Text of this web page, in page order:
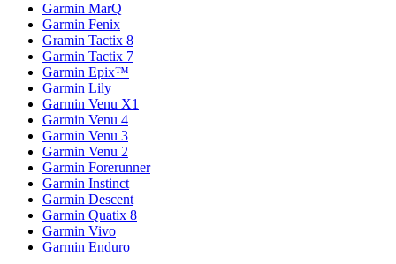
Garmin MarQ
Garmin Fenix
Gramin Tactix 8
Garmin Tactix 7
Garmin Epix™
Garmin Lily
Garmin Venu X1
Garmin Venu 4
Garmin Venu 3
Garmin Venu 2
Garmin Forerunner
Garmin Instinct
Garmin Descent
Garmin Quatix 8
Garmin Vivo
Garmin Enduro